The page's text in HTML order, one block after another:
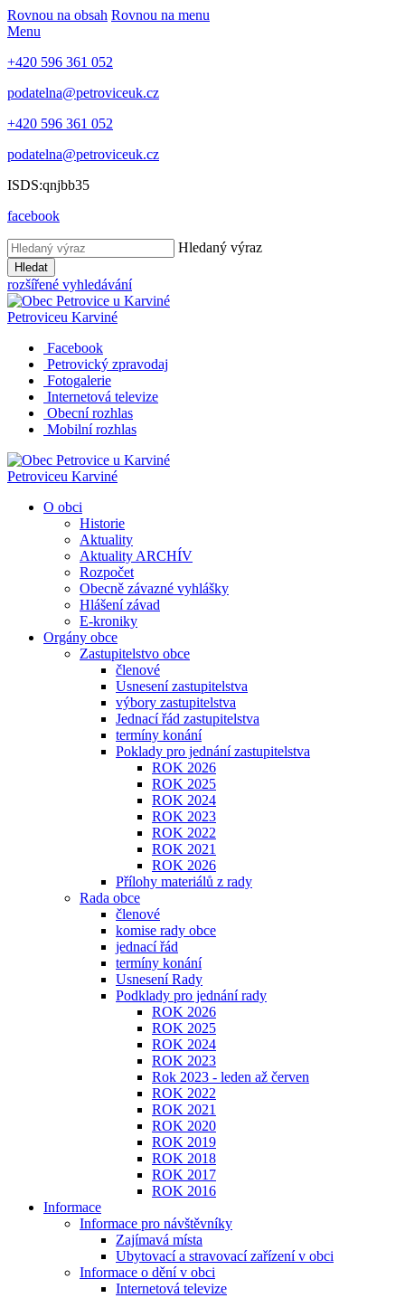
Rovnou na obsah Rovnou na menu
Menu
+420 596 361 052
podatelna@petroviceuk.cz
+420 596 361 052
podatelna@petroviceuk.cz
ISDS:qnjbb35
facebook
Hledaný výraz
Hledat
rozšířené vyhledávání
Petroviceu Karviné
Facebook
Petrovický zpravodaj
Fotogalerie
Internetová televize
Obecní rozhlas
Mobilní rozhlas
Petroviceu Karviné
O obci
Historie
Aktuality
Aktuality ARCHÍV
Rozpočet
Obecně závazné vyhlášky
Hlášení závad
E-kroniky
Orgány obce
Zastupitelstvo obce
členové
Usnesení zastupitelstva
výbory zastupitelstva
Jednací řád zastupitelstva
termíny konání
Poklady pro jednání zastupitelstva
ROK 2026
ROK 2025
ROK 2024
ROK 2023
ROK 2022
ROK 2021
ROK 2026
Přílohy materiálů z rady
Rada obce
členové
komise rady obce
jednací řád
termíny konání
Usnesení Rady
Podklady pro jednání rady
ROK 2026
ROK 2025
ROK 2024
ROK 2023
Rok 2023 - leden až červen
ROK 2022
ROK 2021
ROK 2020
ROK 2019
ROK 2018
ROK 2017
ROK 2016
Informace
Informace pro návštěvníky
Zajímavá místa
Ubytovací a stravovací zařízení v obci
Informace o dění v obci
Internetová televize